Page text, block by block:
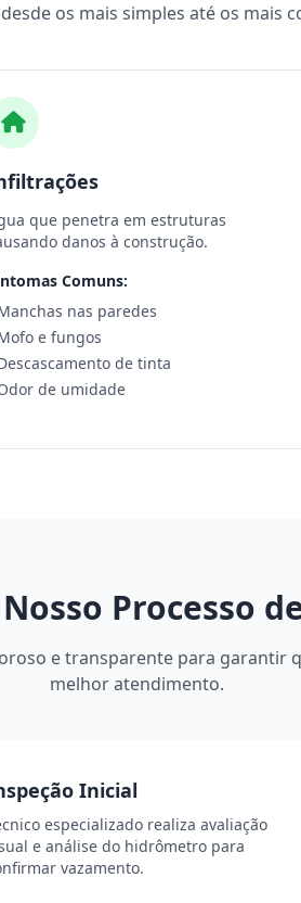
os mais simples até os mais
que penetra em estruturas
danos à construção.
Comuns:
nas paredes
e fungos
de tinta
de umidade
Processo
e transparente para garantir
melhor atendimento.
Inicial
especializado realiza avaliação
e análise do hidrômetro para
vazamento.